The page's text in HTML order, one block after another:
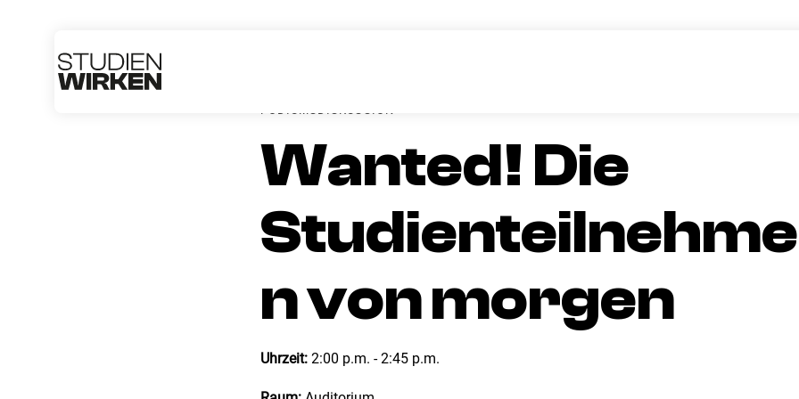
PODIUMSDISKUSSION
Wanted! Die
n von morgen
Uhrzeit: 2:00 p.m. - 2:45 p.m.